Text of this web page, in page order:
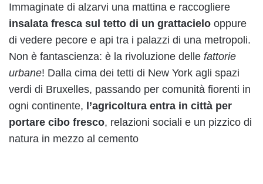
Immaginate di alzarvi una mattina e raccogliere
insalata fresca sul tetto di un grattacielo oppure
di vedere pecore e api tra i palazzi di una metropoli.
Non è fantascienza: è la rivoluzione delle fattorie
urbane! Dalla cima dei tetti di New York agli spazi
verdi di Bruxelles, passando per comunità fiorenti in
ogni continente, l’agricoltura entra in città per
portare cibo fresco, relazioni sociali e un pizzico di
natura in mezzo al cemento